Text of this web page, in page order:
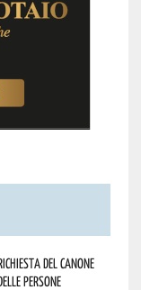
del canone
persone